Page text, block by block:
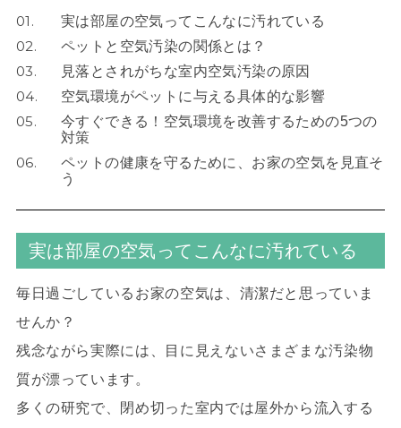
01. 実は部屋の空気ってこんなに汚れている
02. ペットと空気汚染の関係とは？
03. 見落とされがちな室内空気汚染の原因
04. 空気環境がペットに与える具体的な影響
05.
今すぐできる！空気環境を改善するための5つの
対策
06.
ペットの健康を守るために、お家の空気を見直そ
う
実は部屋の空気ってこんなに汚れている
毎日過ごしているお家の空気は、清潔だと思っていま
せんか？
残念ながら実際には、目に見えないさまざまな汚染物
質が漂っています。
多くの研究で、閉め切った室内では屋外から流入する